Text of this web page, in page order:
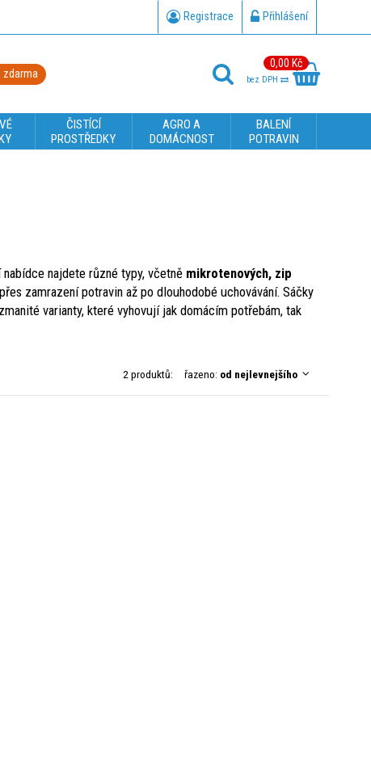
Registrace Přihlášení
zdarma
0,00 Kč
bez DPH
ČISTÍCÍ
PROSTŘEDKY
AGRO A
DOMÁCNOST
BALENÍ
POTRAVIN
najdete různé typy, včetně mikrotenových, zip
zamrazení potravin až po dlouhodobé uchovávání. Sáčky
varianty, které vyhovují jak domácím potřebám, tak
2 produktů: řazeno: od nejlevnejšího